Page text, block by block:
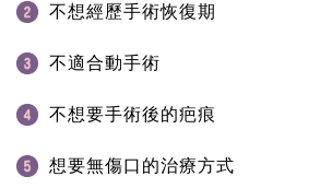
不想經歷手術恢復期
不適合動手術
不想要手術後的疤痕
想要無傷口的治療方式